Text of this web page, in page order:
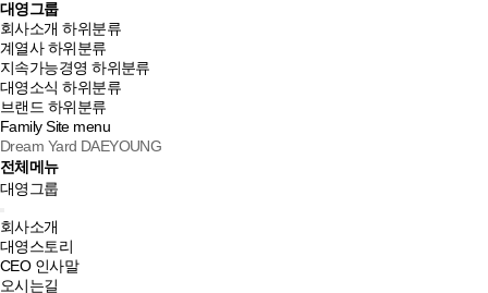
대영그룹
회사소개 하위분류
계열사 하위분류
지속가능경영 하위분류
대영소식 하위분류
브랜드 하위분류
Family Site menu
Dream Yard DAEYOUNG
전체메뉴
대영그룹
회사소개
대영스토리
CEO 인사말
오시는길